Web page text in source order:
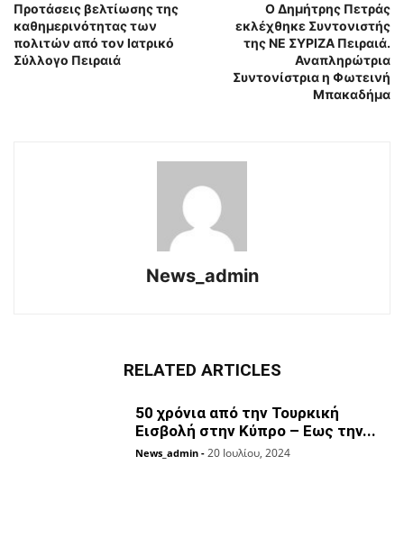
Προτάσεις βελτίωσης της
καθημερινότητας των
πολιτών από τον Ιατρικό
Σύλλογο Πειραιά
Ο Δημήτρης Πετράς
εκλέχθηκε Συντονιστής
της ΝΕ ΣΥΡΙΖΑ Πειραιά.
Αναπληρώτρια
Συντονίστρια η Φωτεινή
Μπακαδήμα
News_admin
RELATED ARTICLES
50 χρόνια από την Τουρκική
Εισβολή στην Κύπρο – Εως την...
News_admin - 20 Ιουλίου, 2024